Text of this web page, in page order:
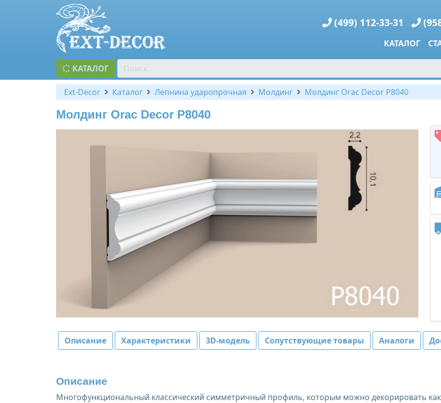
(499) 112-33-31
КАТАЛОГ
КАТАЛОГ
Ext-Decor Каталог Лепнина ударопрочная Молдинг Молдинг Orac Decor P8040
Молдинг Orac Decor P8040
Описание Характеристики 3D-модель Сопутствующие товары Аналоги
Описание
Многофункциональный классический симметричный профиль, которым можно декорировать как